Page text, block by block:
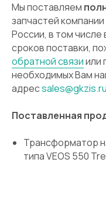
Мы поставляем
запчастей компании
России, в том числе
сроков поставки,
обратной связиили
необходимых Вам
адресsales@gkzis.ru
Поставленная
Трансформатор
типа VEOS 550